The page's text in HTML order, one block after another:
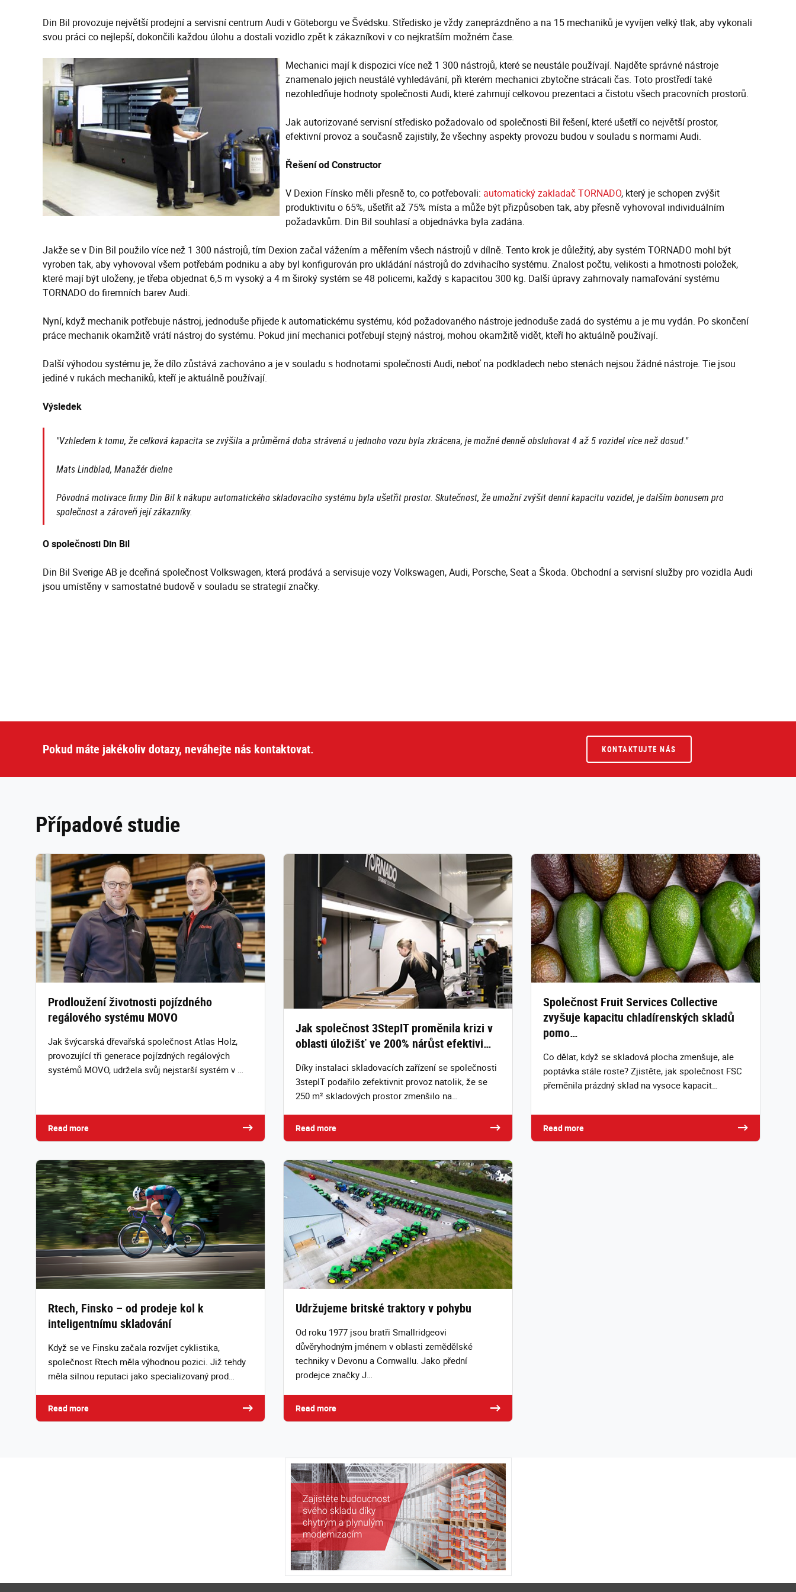
Din Bil provozuje největší prodejní a servisní centrum Audi v Göteborgu ve Švédsku. Středisko je vždy zaneprázdněno a na 15 mechaniků je vyvíjen velký tlak, aby vykonali
svou práci co nejlepší, dokončili každou úlohu a dostali vozidlo zpět k zákazníkovi v co nejkratším možném čase.
Mechanici mají k dispozici více než 1 300 nástrojů, které se neustále používají. Najděte správné nástroje
znamenalo jejich neustálé vyhledávání, při kterém mechanici zbytočne strácali čas. Toto prostředí také
nezohledňuje hodnoty společnosti Audi, které zahrnují celkovou prezentaci a čistotu všech pracovních prostorů.
Jak autorizované servisní středisko požadovalo od společnosti Bil řešení, které ušetří co největší prostor,
efektivní provoz a současně zajistily, že všechny aspekty provozu budou v souladu s normami Audi.
Řešeníod Constructor
V Dexion Fínsko měli přesně to, co potřebovali: automatický zakladač TORNADO, který je schopen zvýšit
produktivitu o 65%, ušetřit až 75% místa a může být přizpůsoben tak, aby přesně vyhovoval individuálním
požadavkům. Din Bil souhlasí a objednávka byla zadána.
Jakže se v Din Bil použilo více než 1 300 nástrojů, tím Dexion začal vážením a měřením všech nástrojů v dílně. Tento krok je důležitý, aby systém TORNADO mohl být
vyroben tak, aby vyhovoval všem potřebám podniku a aby byl konfigurován pro ukládání nástrojů do zdvihacího systému. Znalost počtu, velikosti a hmotnosti položek,
které mají být uloženy, je třeba objednat 6,5 m vysoký a 4 m široký systém se 48 policemi, každý s kapacitou 300 kg. Další úpravy zahrnovaly namaľování systému
TORNADO do firemních barev Audi.
Nyní, když mechanik potřebuje nástroj, jednoduše přijede k automatickému systému, kód požadovaného nástroje jednoduše zadá do systému a je mu vydán. Po skončení
práce mechanik okamžitě vrátí nástroj do systému. Pokud jiní mechanici potřebují stejný nástroj, mohou okamžitě vidět, kteří ho aktuálně používají.
Další výhodou systému je, že dílo zůstává zachováno a je v souladu s hodnotami společnosti Audi, neboť na podkladech nebo stenách nejsou žádné nástroje. Tie jsou
jediné v rukách mechaniků, kteří je aktuálně používají.
Výsledek
"Vzhledem k tomu, že celková kapacita se zvýšila a průměrná doba strávená u jednoho vozu byla zkrácena, je možné denně obsluhovat 4 až 5 vozidel více než dosud."
Mats Lindblad, Manažér dielne
Pôvodná motivace firmy Din Bil k nákupu automatického skladovacího systému byla ušetřit prostor. Skutečnost, že umožní zvýšit denní kapacitu vozidel, je dalším bonusem pro
společnost a zároveň její zákazníky.
O společnosti Din Bil
Din Bil Sverige AB je dceřiná společnost Volkswagen, která prodává a servisuje vozy Volkswagen, Audi, Porsche, Seat a Škoda. Obchodní a servisní služby pro vozidla Audi
jsou umístěny v samostatné budově v souladu se strategií značky.
Pokud máte jakékoliv dotazy, neváhejte nás kontaktovat. KONTAKTUJTE NÁS
Případové studie
Prodloužení životnosti pojízdného
regálového systému MOVO
Jak švýcarská dřevařská společnost Atlas Holz,
provozující tři generace pojízdných regálových
systémů MOVO, udržela svůj nejstarší systém v …
Read more
Jak společnost 3StepIT proměnila krizi v
oblasti úložišť ve 200% nárůst efektivi…
Díky instalaci skladovacích zařízení se společnosti
3stepIT podařilo zefektivnit provoz natolik, že se
250 m² skladových prostor zmenšilo na…
Read more
Společnost Fruit Services Collective
zvyšuje kapacitu chladírenských skladů
pomo…
Co dělat, když se skladová plocha zmenšuje, ale
poptávka stále roste? Zjistěte, jak společnost FSC
přeměnila prázdný sklad na vysoce kapacit…
Read more
Rtech, Finsko – od prodeje kol k
inteligentnímu skladování
Když se ve Finsku začala rozvíjet cyklistika,
společnost Rtech měla výhodnou pozici. Již tehdy
měla silnou reputaci jako specializovaný prod…
Read more
Udržujeme britské traktory v pohybu
Od roku 1977 jsou bratři Smallridgeovi
důvěryhodným jménem v oblasti zemědělské
techniky v Devonu a Cornwallu. Jako přední
prodejce značky J…
Read more